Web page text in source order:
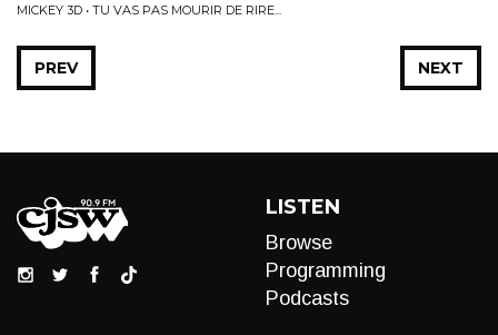
MICKEY 3D • TU VAS PAS MOURIR DE RIRE...
NEXT
PREV
LISTEN
Browse
Programming
Podcasts